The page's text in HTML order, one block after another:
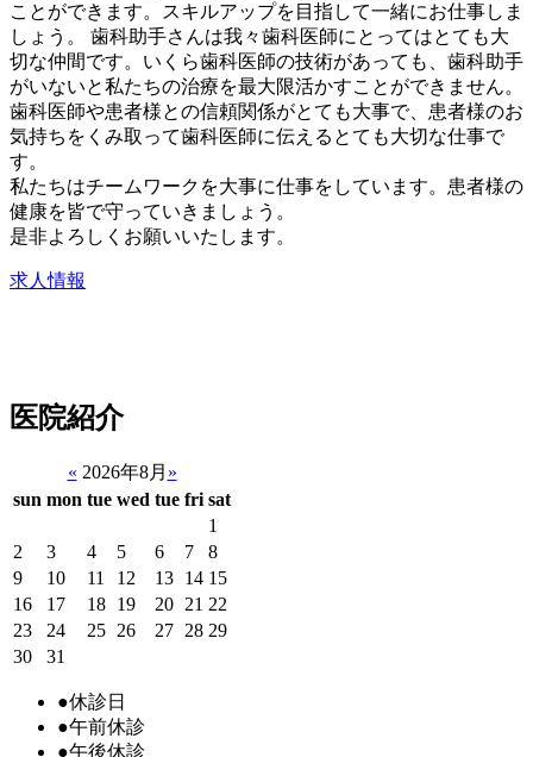
ことができます。スキルアップを目指して一緒にお仕事しま
しょう。 歯科助手さんは我々歯科医師にとってはとても大
切な仲間です。いくら歯科医師の技術があっても、歯科助手
がいないと私たちの治療を最大限活かすことができません。
歯科医師や患者様との信頼関係がとても大事で、患者様のお
気持ちをくみ取って歯科医師に伝えるとても大切な仕事で
す。
私たちはチームワークを大事に仕事をしています。患者様の
健康を皆で守っていきましょう。
是非よろしくお願いいたします。
求人情報
医院紹介
« 2026年8月 »
sun mon tue wed tue fri sat
1
2
3 4 5 6 7
8
9
10 11 12 13 14 15
16
17 18 19 20 21 22
23
24 25 26 27 28 29
30
31
●休診日
●午前休診
●午後休診